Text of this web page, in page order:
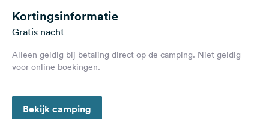
Inloggen
Nieuwsbrief
Feedback
Kortingsinformatie
Gratis nacht
Alleen geldig bij betaling direct op de camping. Niet geldig
voor online boekingen.
Bekijk camping